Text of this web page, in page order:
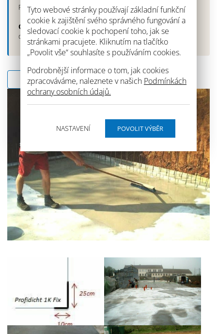
Tyto webové stránky používají základní funkční
cookie k zajištění svého správného fungování a
sledovací cookie k pochopení toho, jak se
stránkami pracujete. Kliknutím na tlačítko
„Povolit vše“ souhlasíte s používáním cookies.
Podrobnější informace o tom, jak cookies
zpracováváme, naleznete v našich Podmínkách
ochrany osobních údajů.
NASTAVENÍ
Profidicht 1K Fix - 2x 32l
Celková orientační cena za izolacitakovéto základové
desky: 20tis. Kč bez DPH
Zpět na seznam